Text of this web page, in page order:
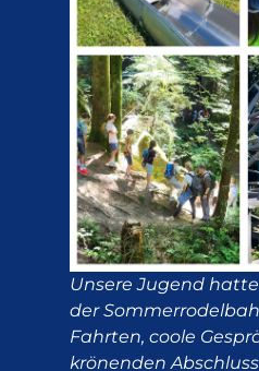
Unsere Jugend
der
Fahrten, coole
krönenden